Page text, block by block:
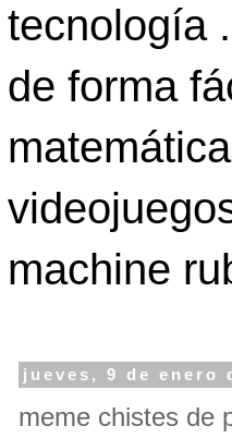
tecnología
de forma
machine
jueves, 9 de enero
meme chistes de